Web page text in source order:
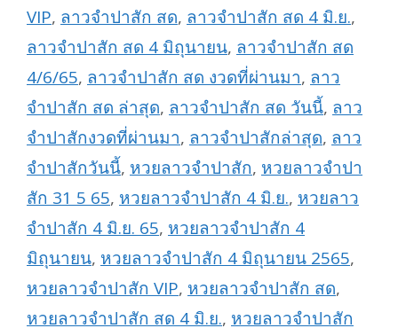
VIP, ลาวจำปาสัก สด, ลาวจำปาสัก สด 4 มิ.ย.,
ลาวจำปาสัก สด 4 มิถุนายน, ลาวจำปาสัก สด
4/6/65, ลาวจำปาสัก สด งวดที่ผ่านมา, ลาว
จำปาสัก สด ล่าสุด, ลาวจำปาสัก สด วันนี้, ลาว
จำปาสักงวดที่ผ่านมา, ลาวจำปาสักล่าสุด, ลาว
จำปาสักวันนี้, หวยลาวจำปาสัก, หวยลาวจำปา
สัก 31 5 65, หวยลาวจำปาสัก 4 มิ.ย., หวยลาว
จำปาสัก 4 มิ.ย. 65, หวยลาวจำปาสัก 4
มิถุนายน, หวยลาวจำปาสัก 4 มิถุนายน 2565,
หวยลาวจำปาสัก VIP, หวยลาวจำปาสัก สด,
หวยลาวจำปาสัก สด 4 มิ.ย., หวยลาวจำปาสัก